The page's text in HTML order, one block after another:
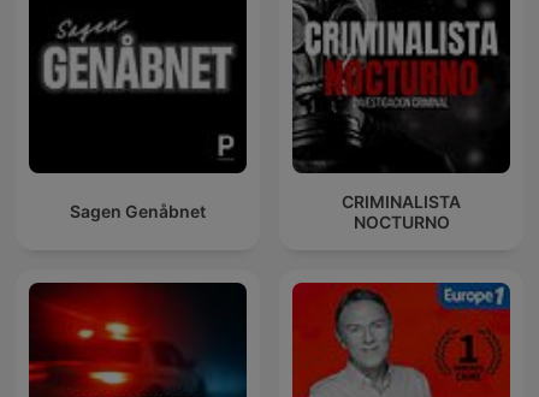
Sagen Genåbnet
CRIMINALISTA
NOCTURNO